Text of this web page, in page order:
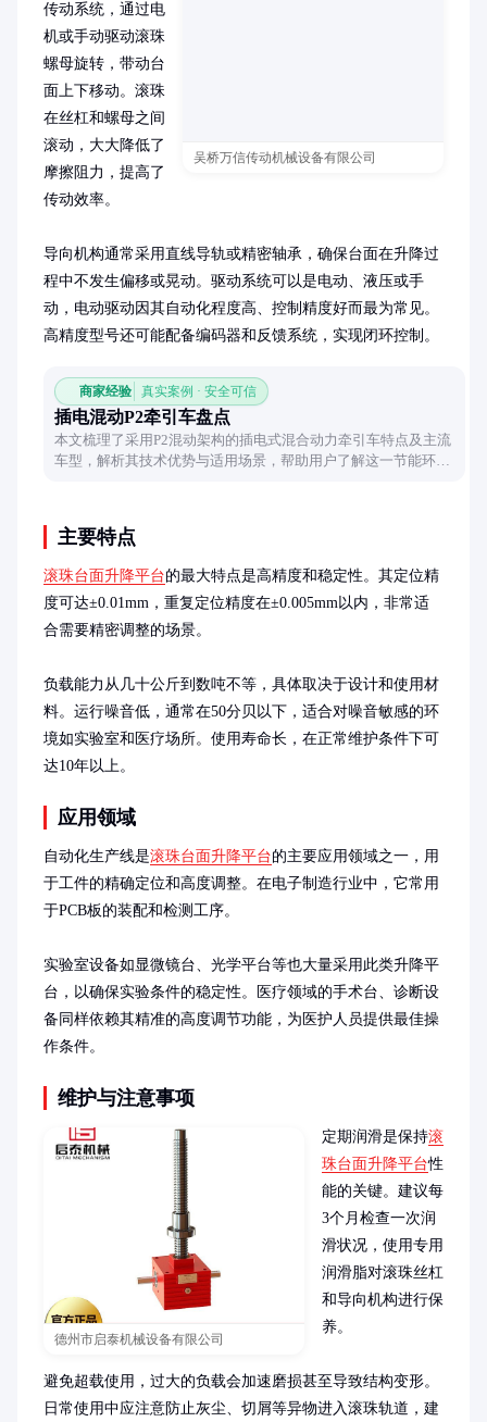
吴桥万信传动机械设备有限公司
传动系统，通过电
机或手动驱动滚珠
螺母旋转，带动台
面上下移动。滚珠
在丝杠和螺母之间
滚动，大大降低了
摩擦阻力，提高了
传动效率。
导向机构通常采用直线导轨或精密轴承，确保台面在升降过
程中不发生偏移或晃动。驱动系统可以是电动、液压或手
动，电动驱动因其自动化程度高、控制精度好而最为常见。
高精度型号还可能配备编码器和反馈系统，实现闭环控制。
商家经验 真实案例 · 安全可信
插电混动P2牵引车盘点
本文梳理了采用P2混动架构的插电式混合动力牵引车特点及主流
车型，解析其技术优势与适用场景，帮助用户了解这一节能环保
主要特点
滚珠台面升降平台的最大特点是高精度和稳定性。其定位精
度可达±0.01mm，重复定位精度在±0.005mm以内，非常适
合需要精密调整的场景。
负载能力从几十公斤到数吨不等，具体取决于设计和使用材
料。运行噪音低，通常在50分贝以下，适合对噪音敏感的环
境如实验室和医疗场所。使用寿命长，在正常维护条件下可
达10年以上。
应用领域
自动化生产线是滚珠台面升降平台的主要应用领域之一，用
于工件的精确定位和高度调整。在电子制造行业中，它常用
于PCB板的装配和检测工序。
实验室设备如显微镜台、光学平台等也大量采用此类升降平
台，以确保实验条件的稳定性。医疗领域的手术台、诊断设
备同样依赖其精准的高度调节功能，为医护人员提供最佳操
作条件。
维护与注意事项
德州市启泰机械设备有限公司
定期润滑是保持滚
珠台面升降平台性
能的关键。建议每
3个月检查一次润
滑状况，使用专用
润滑脂对滚珠丝杠
和导向机构进行保
养。
避免超载使用，过大的负载会加速磨损甚至导致结构变形。
日常使用中应注意防止灰尘、切屑等异物进入滚珠轨道，建